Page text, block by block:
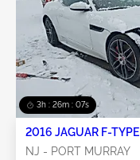
3h : 26m : 05s
2016 JAGUAR F-
NJ - PORT MURRAY